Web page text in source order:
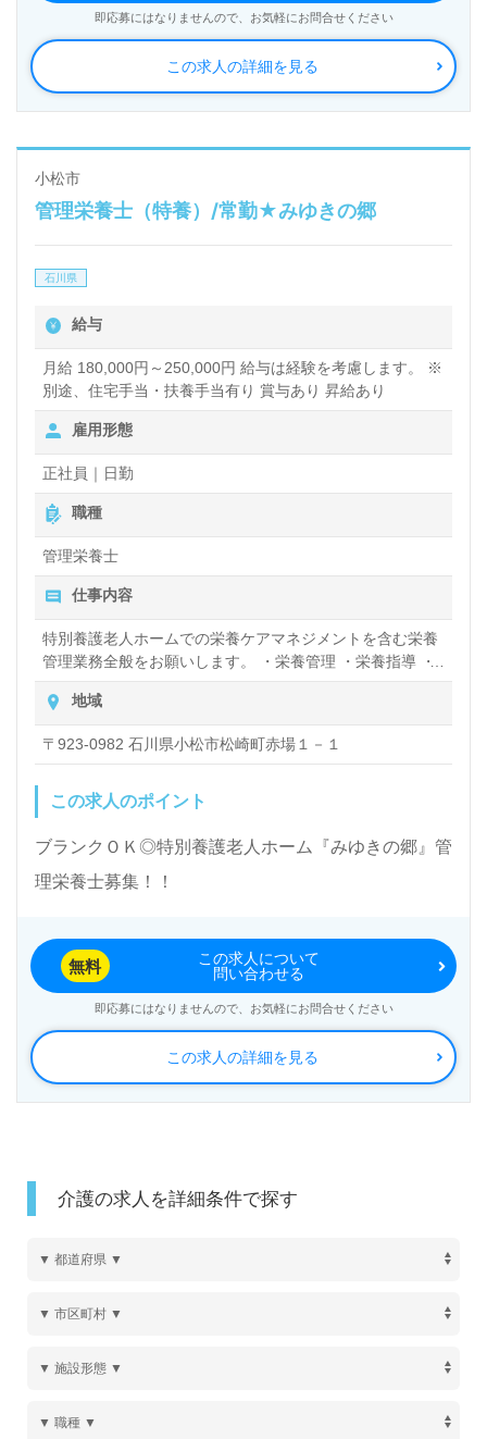
この求人の詳細を見る
即応募にはなりませんので、お気軽にお問合せください
小松市
管理栄養士（特養）/常勤★みゆきの郷
石川県
給与
月給 180,000円～250,000円 給与は経験を考慮します。 ※
別途、住宅手当・扶養手当有り 賞与あり 昇給あり
雇用形態
正社員｜日勤
職種
管理栄養士
仕事内容
特別養護老人ホームでの栄養ケアマネジメントを含む栄養
管理業務全般をお願いします。 ・栄養管理 ・栄養指導 ・
献立作成 ・給食管理 ・カンファレンス出席 等
地域
〒923-0982 石川県小松市松崎町赤場１－１
この求人のポイント
ブランクＯＫ◎特別養護老人ホーム『みゆきの郷』管
理栄養士募集！！
この求人の詳細を見る
無料
この求人について
問い合わせる
即応募にはなりませんので、お気軽にお問合せください
介護の求人を詳細条件で探す